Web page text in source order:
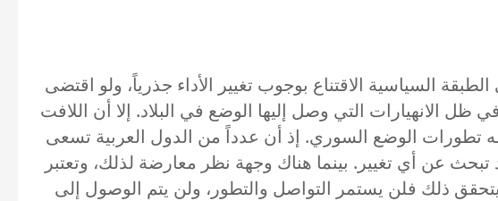
السياسية الاقتناع بوجوب تغيير الأداء جذرياً، ولو اقتضى
الانهيارات التي وصل إليها الوضع في البلاد. إلا أن اللافت
تطورات الوضع السوري. إذ أن عدداً من الدول العربية تسعى
تبحث عن أي تغيير. بينما هناك وجهة نظر معارضة لذلك، وتعتبر
ذلك فلن يستمر التواصل والتطور، ولن يتم الوصول إلى